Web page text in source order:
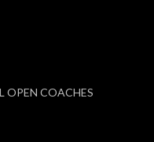
OPEN COACHES